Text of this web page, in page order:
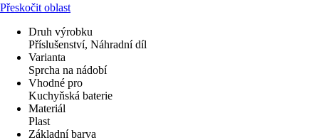
Přeskočit oblast
Druh výrobku
Příslušenství, Náhradní díl
Varianta
Sprcha na nádobí
Vhodné pro
Kuchyňská baterie
Materiál
Plast
Základní barva